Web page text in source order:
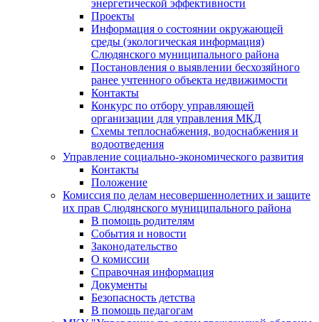
энергетической эффективности
Проекты
Информация о состоянии окружающей
среды (экологическая информация)
Слюдянского муниципального района
Постановления о выявлении бесхозяйного
ранее учтенного объекта недвижимости
Контакты
Конкурс по отбору управляющей
организации для управления МКД
Схемы теплоснабжения, водоснабжения и
водоотведения
Управление социально-экономического развития
Контакты
Положение
Комиссия по делам несовершеннолетних и защите
их прав Слюдянского муниципального района
В помощь родителям
События и новости
Законодательство
О комиссии
Справочная информация
Документы
Безопасность детства
В помощь педагогам